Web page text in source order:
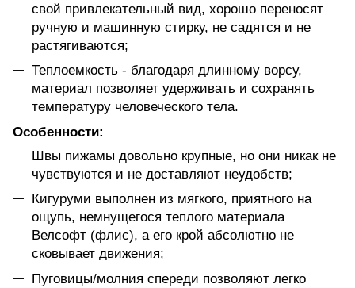
свой привлекательный вид, хорошо переносят
ручную и машинную стирку, не садятся и не
растягиваются;
Теплоемкость - благодаря длинному ворсу,
материал позволяет удерживать и сохранять
температуру человеческого тела.
Особенности:
Швы пижамы довольно крупные, но они никак не
чувствуются и не доставляют неудобств;
Кигуруми выполнен из мягкого, приятного на
ощупь, немнущегося теплого материала
Велсофт (флис), а его крой абсолютно не
сковывает движения;
Пуговицы/молния спереди позволяют легко